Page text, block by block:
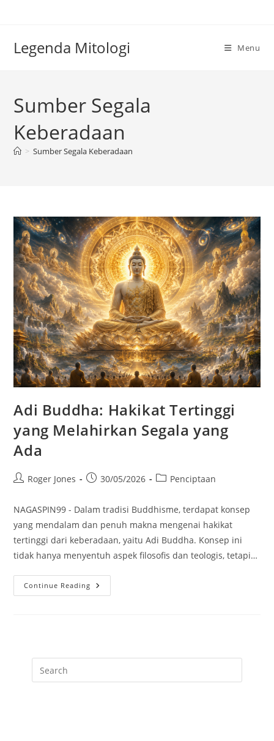
Legenda Mitologi Menu
Sumber Segala
Keberadaan
> Sumber Segala Keberadaan
Adi Buddha: Hakikat Tertinggi
yang Melahirkan Segala yang
Ada
PostRoger Jones
Post30/05/2026
PostPenciptaan
NAGASPIN99 - Dalam tradisi Buddhisme, terdapat konsep
yang mendalam dan penuh makna mengenai hakikat
tertinggi dari keberadaan, yaitu Adi Buddha. Konsep ini
tidak hanya menyentuh aspek filosofis dan teologis, tetapi…
Continue Reading Adi
Buddha: